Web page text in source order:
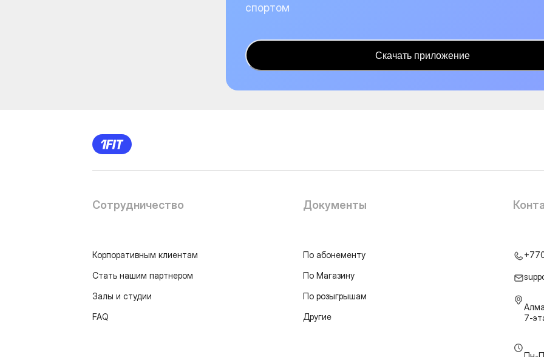
спортом
Скачать приложение
Сотрудничество
Корпоративным клиентам
Стать нашим партнером
Залы и студии
FAQ
Документы
По абонементу
По Магазину
По розыгрышам
Другие
7-